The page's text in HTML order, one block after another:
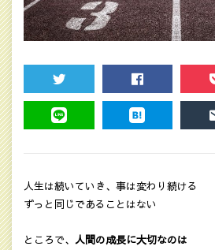
TWEET SHARE POCKET
人生は続いていき、事は変わり続ける
ずっと同じであることはない
ところで、 人間の成長に大切なのは